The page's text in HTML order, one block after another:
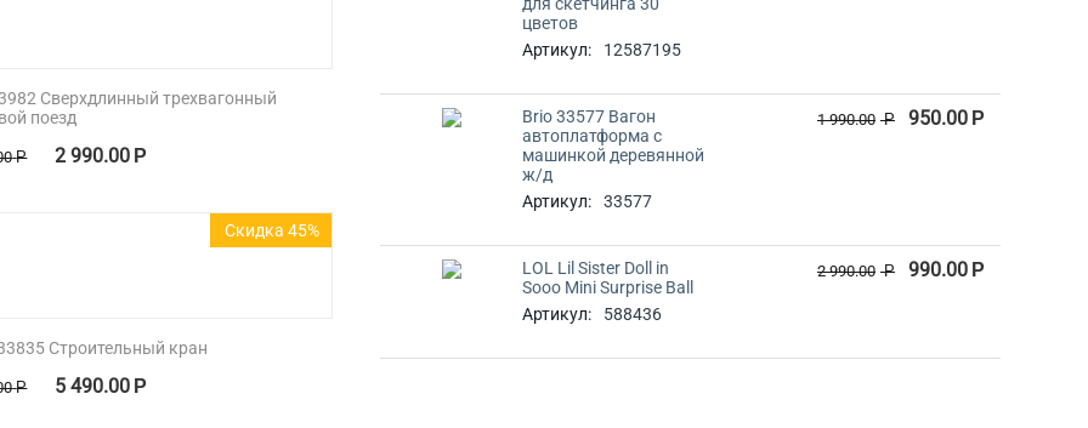
Сверхдлинный трехвагонный
поезд
Р 2 990.00 Р
Скидка 45%
Строительный кран
Р 5 490.00 Р
цветов
Артикул:
12587195
Brio 33577 Вагон
автоплатформа с
машинкой деревянной
ж/д
Артикул:
33577
1 990.00 Р 950.00 Р
LOL Lil Sister Doll in
Sooo Mini Surprise Ball
Артикул:
588436
2 990.00 Р 990.00 Р